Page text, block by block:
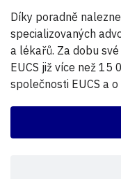
Díky poradně
specializovaných
a lékařů. Za dobu
EUCS již více než 15
společnosti EUCS a